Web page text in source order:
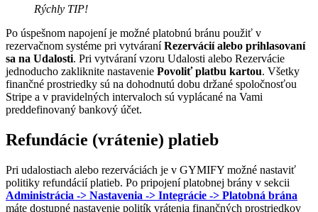
Rýchly TIP!
Po úspešnom napojení je možné platobnú bránu použiť v
rezervačnom systéme pri vytváraníRezervácií alebo prihlasovaní
sa na Udalosti. Pri vytváraní vzoru Udalosti alebo Rezervácie
jednoducho zakliknite nastavenie Povoliť platbu kartou. Všetky
finančné prostriedky sú na dohodnutú dobu držané spoločnosťou
Stripe a v pravidelných intervaloch sú vyplácané na Vami
preddefinovaný bankový účet.
Refundácie (vrátenie) platieb
Pri udalostiach alebo rezerváciách je v GYMIFY možné nastaviť
politiky refundácií platieb. Po pripojení platobnej brány v sekcii
Administrácia -> Nastavenia -> Integrácie -> Platobná brána
máte dostupné nastavenie politík vrátenia finančných prostriedkov